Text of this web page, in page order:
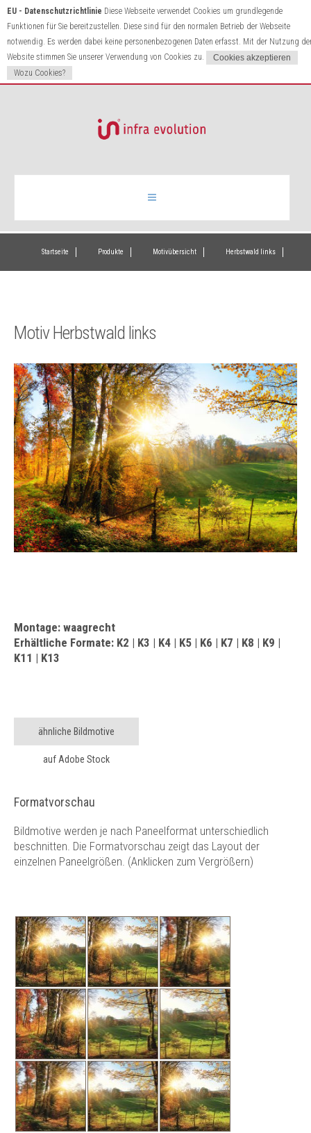
EU - Datenschutzrichtlinie Diese Webseite verwendet Cookies um grundlegende
Funktionen für Sie bereitzustellen. Diese sind für den normalen Betrieb der Webseite
notwendig. Es werden dabei keine personenbezogenen Daten erfasst. Mit der Nutzung
Website stimmen Sie unserer Verwendung von Cookies zu.
Wozu Cookies?
Infrarotheizung
Kontakt
Startseite Produkte Motivübersicht Herbstwald links
Motiv Herbstwald links
Montage: waagrecht
Erhältliche Formate: K2 | K3 | K4 | K5 | K6 | K7 | K8 | K9 |
K11 | K13
ähnliche Bildmotive
auf Adobe Stock
Formatvorschau
Bildmotive werden je nach Paneelformat unterschiedlich
beschnitten. Die Formatvorschau zeigt das Layout der
einzelnen Paneelgrößen. (Anklicken zum Vergrößern)